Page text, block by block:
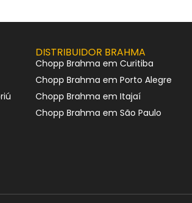
DISTRIBUIDOR BRAHMA
Chopp Brahma em Curitiba
Chopp Brahma em Porto Alegre
Chopp Brahma em Itajaí
Chopp Brahma em São Paulo